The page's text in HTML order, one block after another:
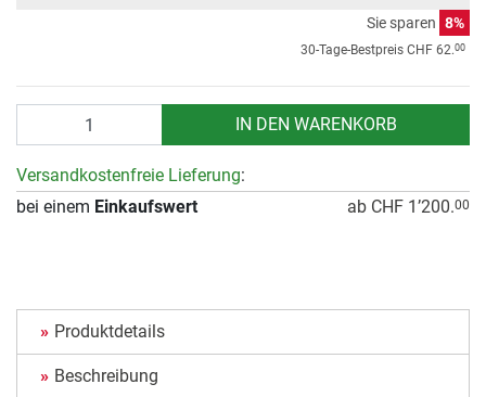
Sie sparen 8%
30-Tage-Bestpreis CHF 62.00
IN DEN WARENKORB
Versandkostenfreie Lieferung:
bei einem Einkaufswert ab CHF 1’200.00
Produktdetails
Beschreibung